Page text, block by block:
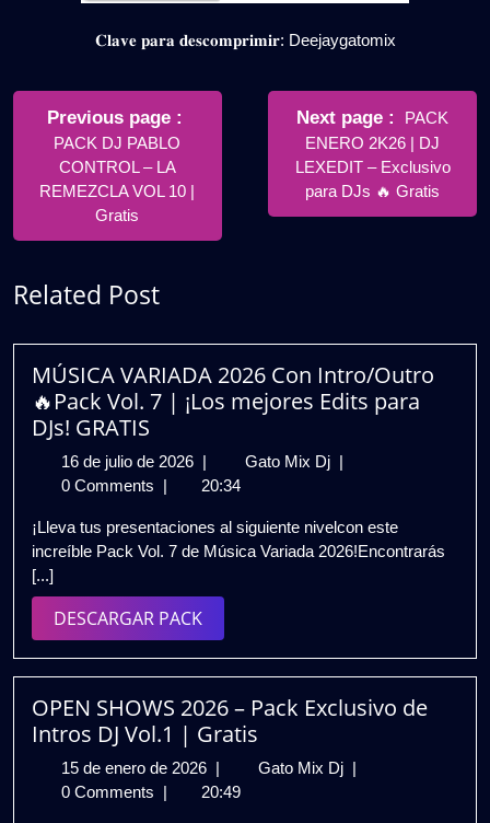
𝐂𝐥𝐚𝐯𝐞 𝐩𝐚𝐫𝐚 𝐝𝐞𝐬𝐜𝐨𝐦𝐩𝐫𝐢𝐦𝐢𝐫: Deejaygatomix
Navegación
entradas
Previous page
PACK DJ PABLO
CONTROL – LA
REMEZCLA VOL 10 |
Gratis
Next page
Newer
Posts
PACK
ENERO 2K26 | DJ
LEXEDIT – Exclusivo
para DJs 🔥 Gratis
Related Post
MÚSICA VARIADA 2026 Con Intro/Outro
🔥Pack Vol. 7 | ¡Los mejores Edits para
DJs! GRATIS
16 de julio de 2026 16
de
de
2026
| Gato Mix Dj MÚSICA
Con
Intro/Outro
|
¡Los
para
|
0 Comments | 20:34
¡Lleva tus presentaciones al siguiente nivelcon este
increíble Pack Vol. 7 de Música Variada 2026!Encontrarás
[...]
DESCARGAR PACKDESCARGAR
PACK
OPEN SHOWS 2026 – Pack Exclusivo de
Intros DJ Vol.1 | Gratis
15 de enero de 2026 15
de
| Gato Mix Dj OPEN
|
0 Comments | 20:49